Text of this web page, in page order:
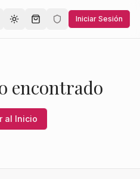
Toggle theme Iniciar Sesión
encontrado
al Inicio